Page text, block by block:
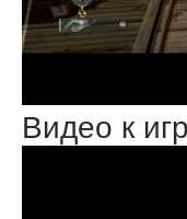
Видео к